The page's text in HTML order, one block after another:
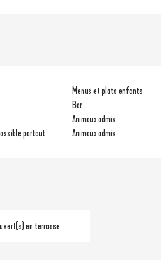
Menus et plats enfants
Bar
Animaux admis
partout Animaux admis
en terrasse